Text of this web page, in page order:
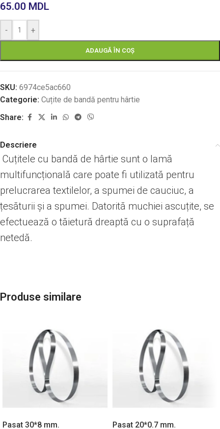
65.00 MDL
- +
ADAUGĂ ÎN COȘ
SKU: 6974ce5ac660
Categorie: Cuțite de bandă pentru hârtie
Share:
Descriere
Cuțitele cu bandă de hârtie sunt o lamă
multifuncțională care poate fi utilizată pentru
prelucrarea textilelor, a spumei de cauciuc, a
țesăturii și a spumei. Datorită muchiei ascuțite, se
efectuează o tăietură dreaptă cu o suprafață
netedă.
Produse similare
Pasat 30*8 mm. Pasat 20*0.7 mm.